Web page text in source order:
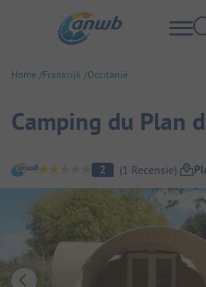
Home Frankrijk Occitanië
Camping du Plan
Camping overzicht
2 (1 Recensie)